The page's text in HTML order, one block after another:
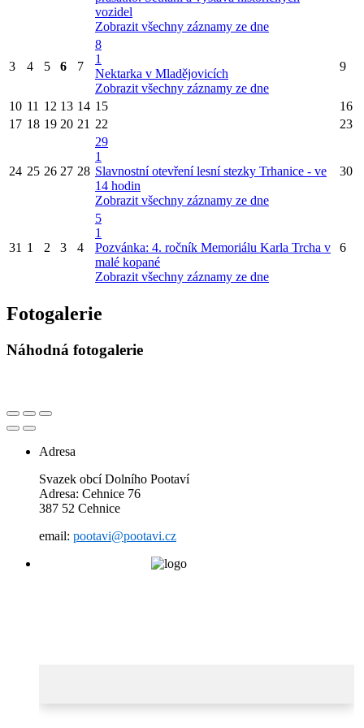
vozidel
Zobrazit všechny záznamy ze dne
3 4 5 6 7
8
1
Nektarka v Mladějovicích
Zobrazit všechny záznamy ze dne
9
10 11 12 13 14 15
16
17 18 19 20 21 22 23
24 25 26 27 28
29
1
Slavnostní otevření lesní stezky Trhanice - ve
14 hodin
Zobrazit všechny záznamy ze dne
30
31 1 2 3 4
5
1
Pozvánka: 4. ročník Memoriálu Karla Trcha v
malé kopané
Zobrazit všechny záznamy ze dne
6
Fotogalerie
Náhodná fotogalerie
Adresa
Svazek obcí Dolního Pootaví
Adresa: Cehnice 76
387 52 Cehnice
email: pootavi@pootavi.cz